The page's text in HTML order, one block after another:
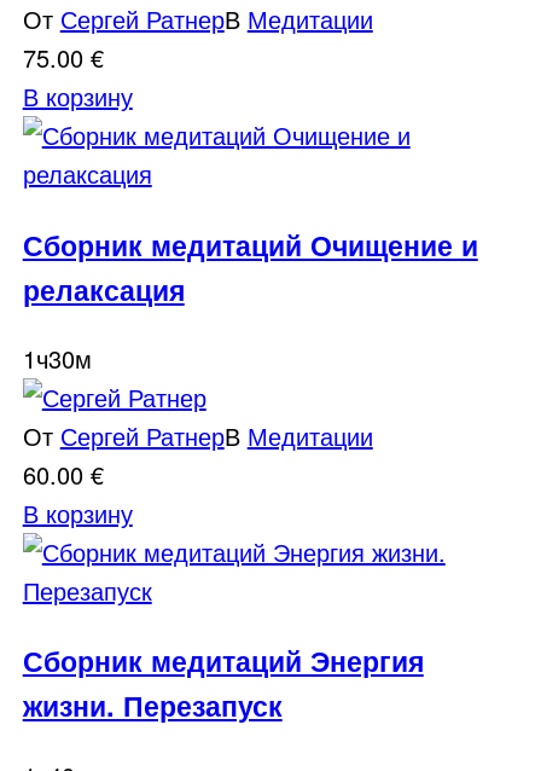
От Сергей РатнерВ Медитации
75.00 €
В корзину
Сборник медитаций Очищение и
релаксация
1ч30м
От Сергей РатнерВ Медитации
60.00 €
В корзину
Сборник медитаций Энергия
жизни. Перезапуск